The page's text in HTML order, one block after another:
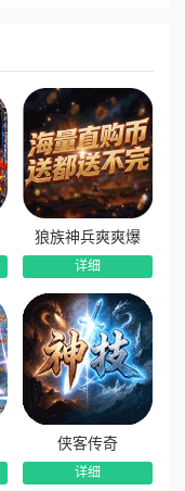
无需任务、无需充
血条狂掉；
也能躺赚。
登录都充满收获：
晶‌，强化装备更轻
、祖龙逆鳞‌，战力稳
积少成多兑换稀有道
狼族神兵爽爽爆
详细
侠客传奇
详细